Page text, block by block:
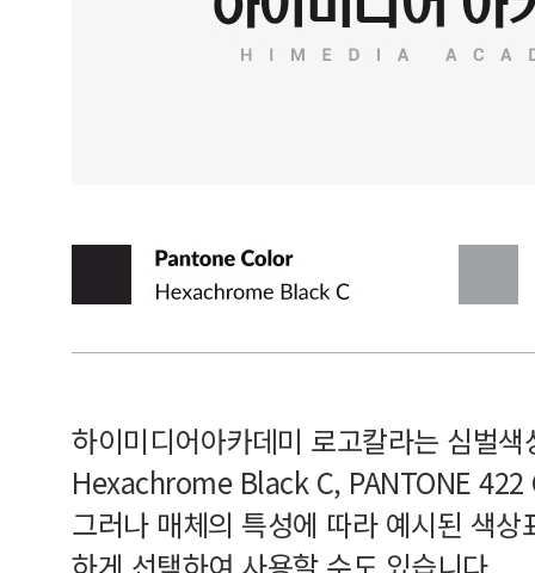
하이미디어아카데미 로고칼라는 심벌
Hexachrome Black C, PANTONE 422
그러나 매체의 특성에 따라 예시된 색